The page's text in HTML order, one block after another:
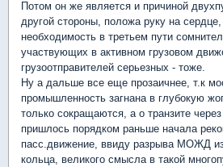
Потом он же является и причиной
другой стороны, положа руку на
необходимость в третьем пути
участвующих в активном грузовом
грузоотправителей серьезных - тоже.
Ну а дальше все еще прозаичнее, т.к
промышленность загнана в глубокую
только сокращаются, а о транзите
пришлось порядком раньше начала
пасс.движение, ввиду разрыва МОЖД
кольца, великого смысла в такой